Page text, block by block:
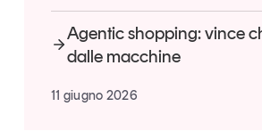
Un anno di
Tendenze2026
Agentic shopping: vince
dalle macchine
11 giugno 2026